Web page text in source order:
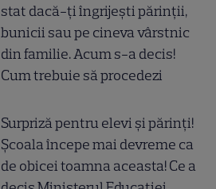
stat dacă-ți îngrijești părinții,
bunicii sau pe cineva vârstnic
din familie. Acum s-a decis!
Cum trebuie să procedezi
Surpriză pentru elevi și părinți!
Școala începe mai devreme ca
de obicei toamna aceasta! Ce a